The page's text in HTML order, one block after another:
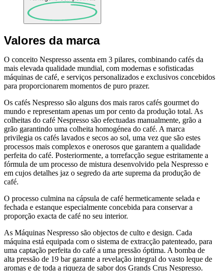
Valores da marca
O conceito Nespresso assenta em 3 pilares, combinando cafés da
mais elevada qualidade mundial, com modernas e sofisticadas
máquinas de café, e serviços personalizados e exclusivos concebidos
para proporcionarem momentos de puro prazer.
Os cafés Nespresso são alguns dos mais raros cafés gourmet do
mundo e representam apenas um por cento da produção total. As
colheitas do café Nespresso são efectuadas manualmente, grão a
grão garantindo uma colheita homogénea do café. A marca
privilegia os cafés lavados e secos ao sol, uma vez que são estes
processos mais complexos e onerosos que garantem a qualidade
perfeita do café. Posteriormente, a torrefacção segue estritamente a
fórmula de um processo de mistura desenvolvido pela Nespresso e
em cujos detalhes jaz o segredo da arte suprema da produção de
café.
O processo culmina na cápsula de café hermeticamente selada e
fechada e estanque especialmente concebida para conservar a
proporção exacta de café no seu interior.
As Máquinas Nespresso são objectos de culto e design. Cada
máquina está equipada com o sistema de extracção patenteado, para
uma captação perfeita do café a uma pressão óptima. A bomba de
alta pressão de 19 bar garante a revelação integral do vasto leque de
aromas e de toda a riqueza de sabor dos Grands Crus Nespresso.